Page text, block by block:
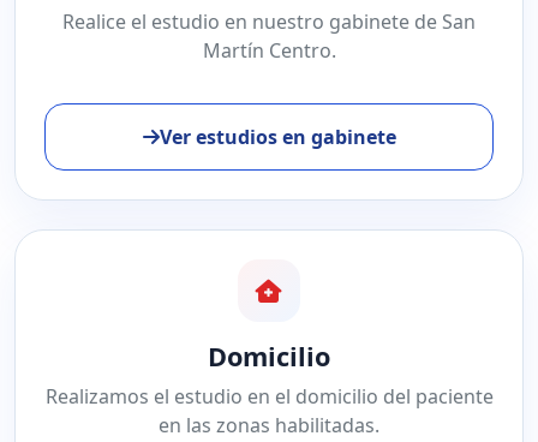
Realice el estudio en nuestro gabinete de San
Martín Centro.
Ver estudios en gabinete
Domicilio
Realizamos el estudio en el domicilio del paciente
en las zonas habilitadas.